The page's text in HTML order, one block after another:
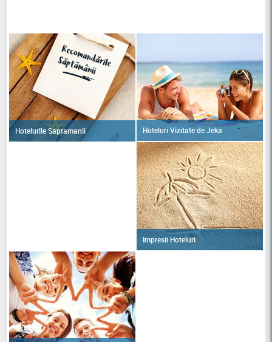
Hotelurile Saptamanii Hoteluri Vizitate de Jeka
Impresii Hoteluri